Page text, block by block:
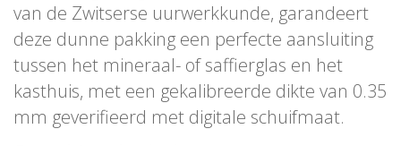
van de Zwitserse uurwerkkunde, garandeert
deze dunne pakking een perfecte aansluiting
tussen het mineraal- of saffierglas en het
kasthuis, met een gekalibreerde dikte van 0.35
mm geverifieerd met digitale schuifmaat.